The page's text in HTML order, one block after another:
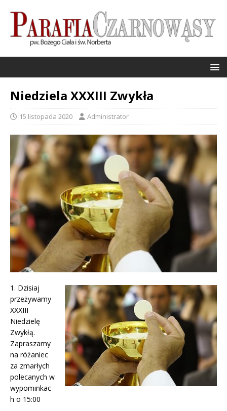
Niedziela XXXIII Zwykła
15 listopada 2020 Administrator
1. Dzisiaj
przeżywamy
XXXIII
Niedzielę
Zwykłą.
Zapraszamy
na różaniec
za zmarłych
polecanych w
wypominkac
h o 15:00